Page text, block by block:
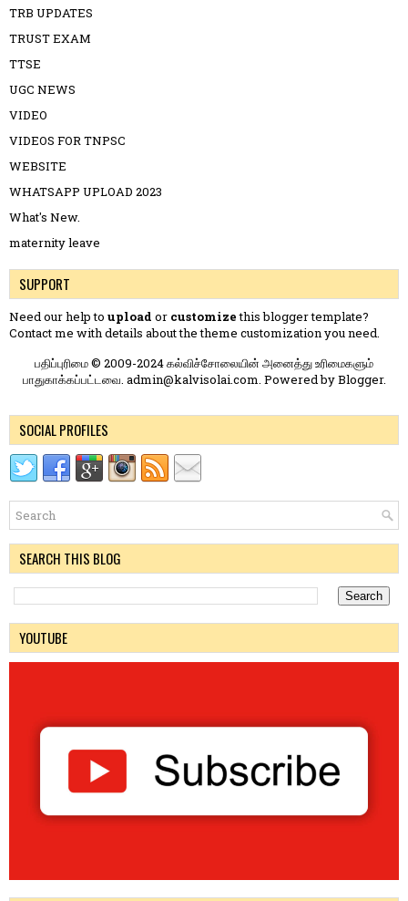
TRB UPDATES
TRUST EXAM
TTSE
UGC NEWS
VIDEO
VIDEOS FOR TNPSC
WEBSITE
WHATSAPP UPLOAD 2023
What's New.
maternity leave
SUPPORT
Need our help to upload or customizethis blogger template?
Contact me with details about the theme customization you need.
பதிப்புரிமை © 2009-2024 கல்விச்சோலையின் அனைத்து உரிமைகளும்
பாதுகாக்கப்பட்டவை. admin@kalvisolai.com. Powered byBlogger.
SOCIAL PROFILES
SEARCH THIS BLOG
YOUTUBE